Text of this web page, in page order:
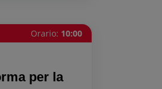
Orario: 10:00
per la